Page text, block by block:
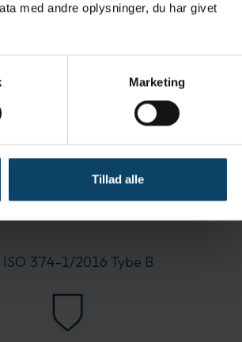
med andre oplysninger, du har givet
Marketing
Tillad alle
Ansell
Nitril
Nej
ISO 374-1/2016 Tybe B